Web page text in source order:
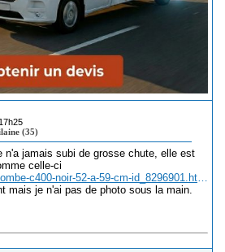
(35)
n'a jamais subi de grosse chute, elle est
celle-ci
https://www.decathlon.fr/bombe-c400-noir-52-a-59-cm-id_8296901.html
mais je n'ai pas de photo sous la main.